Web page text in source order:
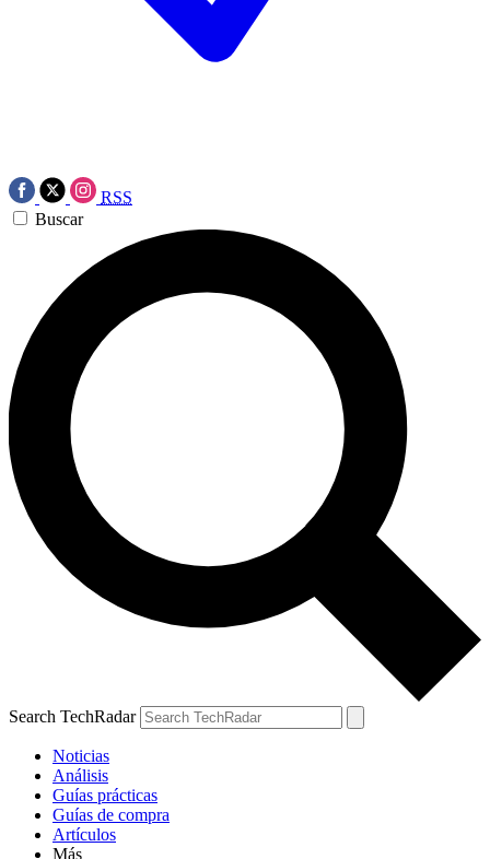
RSS
Buscar
Search TechRadar
Noticias
Análisis
Guías prácticas
Guías de compra
Artículos
Más